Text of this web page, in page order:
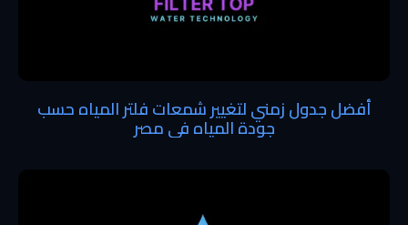
أفضل جدول زمني لتغيير شمعات فلتر المياه حسب
جودة المياه في مصر